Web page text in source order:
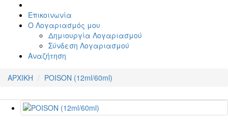
Επικοινωνία
Ο Λογαριασμός μου
Δημιουργία Λογαριασμού
Σύνδεση Λογαριασμού
Αναζήτηση
ΑΡΧΙΚΗ POISON (12ml/60ml)